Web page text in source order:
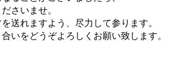
さいませ。
送れますよう、尽力して参ります。
いをどうぞよろしくお願い致します。